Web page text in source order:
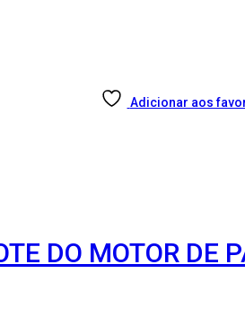
Adicionar aos
DO MOTOR DE